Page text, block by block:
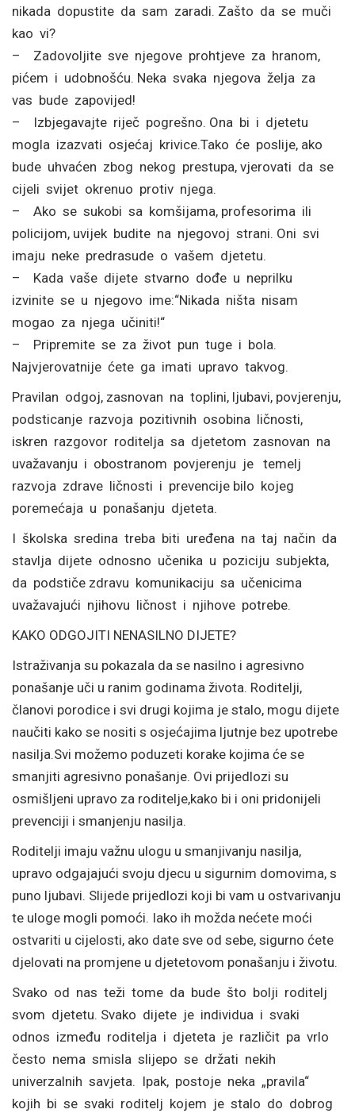
nikada dopustite da sam zaradi. Zašto da se muči
kao vi?
– Zadovoljite sve njegove prohtjeve za hranom,
pićem i udobnošću. Neka svaka njegova želja za
vas bude zapovijed!
– Izbjegavajte riječ pogrešno. Ona bi i djetetu
mogla izazvati osjećaj krivice.Tako će poslije, ako
bude uhvaćen zbog nekog prestupa, vjerovati da se
cijeli svijet okrenuo protiv njega.
– Ako se sukobi sa komšijama, profesorima ili
policijom, uvijek budite na njegovoj strani. Oni svi
imaju neke predrasude o vašem djetetu.
– Kada vaše dijete stvarno dođe u neprilku
izvinite se u njegovo ime:“Nikada ništa nisam
mogao za njega učiniti!“
– Pripremite se za život pun tuge i bola.
Najvjerovatnije ćete ga imati upravo takvog.
Pravilan odgoj, zasnovan na toplini, ljubavi, povjerenju,
podsticanje razvoja pozitivnih osobina ličnosti,
iskren razgovor roditelja sa djetetom zasnovan na
uvažavanju i obostranom povjerenju je temelj
razvoja zdrave ličnosti i prevencije bilo kojeg
poremećaja u ponašanju djeteta.
I školska sredina treba biti uređena na taj način da
stavlja dijete odnosno učenika u poziciju subjekta,
da podstiče zdravu komunikaciju sa učenicima
uvažavajući njihovu ličnost i njihove potrebe.
KAKO ODGOJITI NENASILNO DIJETE?
Istraživanja su pokazala da se nasilno i agresivno
ponašanje uči u ranim godinama života. Roditelji,
članovi porodice i svi drugi kojima je stalo, mogu dijete
naučiti kako se nositi s osjećajima ljutnje bez upotrebe
nasilja.Svi možemo poduzeti korake kojima će se
smanjiti agresivno ponašanje. Ovi prijedlozi su
osmišljeni upravo za roditelje,kako bi i oni pridonijeli
prevenciji i smanjenju nasilja.
Roditelji imaju važnu ulogu u smanjivanju nasilja,
upravo odgajajući svoju djecu u sigurnim domovima, s
puno ljubavi. Slijede prijedlozi koji bi vam u ostvarivanju
te uloge mogli pomoći. Iako ih možda nećete moći
ostvariti u cijelosti, ako date sve od sebe, sigurno ćete
djelovati na promjene u djetetovom ponašanju i životu.
Svako od nas teži tome da bude što bolji roditelj
svom djetetu. Svako dijete je individua i svaki
odnos između roditelja i djeteta je različit pa vrlo
često nema smisla slijepo se držati nekih
univerzalnih savjeta. Ipak, postoje neka „pravila“
kojih bi se svaki roditelj kojem je stalo do dobrog